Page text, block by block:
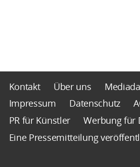
Kontakt Über uns
Impressum
Datenschutz
PR für Künstler
Werbung für
Eine Pressemitteilung